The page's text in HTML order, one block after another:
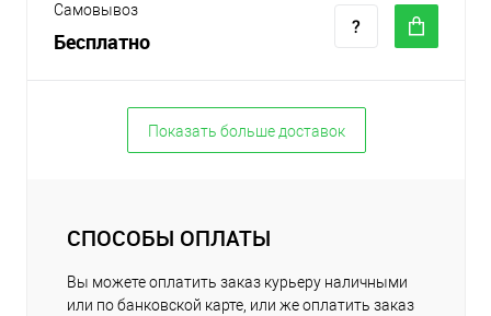
Самовывоз
Бесплатно
Показать больше доставок
СПОСОБЫ ОПЛАТЫ
Вы можете оплатить заказ курьеру наличными
или по банковской карте, или же оплатить заказ